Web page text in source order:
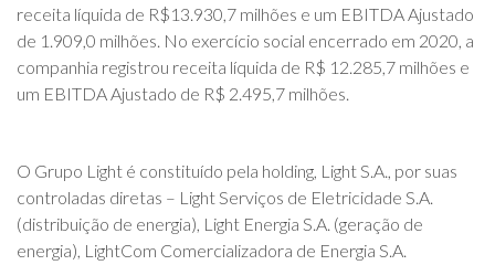
receita líquida de R$13.930,7 milhões e um EBITDA Ajustado
de 1.909,0 milhões. No exercício social encerrado em 2020, a
companhia registrou receita líquida de R$ 12.285,7 milhões e
um EBITDA Ajustado de R$ 2.495,7 milhões.
O Grupo Light é constituído pela holding, Light S.A., por suas
controladas diretas – Light Serviços de Eletricidade S.A.
(distribuição de energia), Light Energia S.A. (geração de
energia), LightCom Comercializadora de Energia S.A.